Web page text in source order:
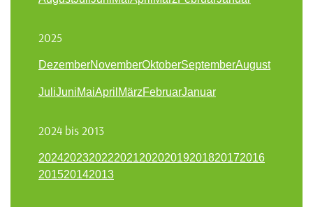
2025
DezemberNovemberOktoberSeptemberAugust
JuliJuniMaiApril MärzFebruarJanuar
2024 bis 2013
202420232022202120202019201820172016
201520142013